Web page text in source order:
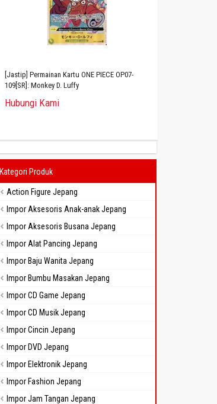
[Jastip] Permainan Kartu ONE PIECE OP07-
109[SR]: Monkey D. Luffy
Hubungi Kami
Kategori Produk
Action Figure Jepang
Impor Aksesoris Anak-anak Jepang
Impor Aksesoris Busana Jepang
Impor Alat Pancing Jepang
Impor Baju Wanita Jepang
Impor Bumbu Masakan Jepang
Impor CD Game Jepang
Impor CD Musik Jepang
Impor Cincin Jepang
Impor DVD Jepang
Impor Elektronik Jepang
Impor Fashion Jepang
Impor Jam Tangan Jepang